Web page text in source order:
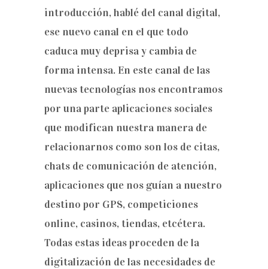
introducción, hablé del canal digital,
ese nuevo canal en el que todo
caduca muy deprisa y cambia de
forma intensa. En este canal de las
nuevas tecnologías nos encontramos
por una parte aplicaciones sociales
que modifican nuestra manera de
relacionarnos como son los de citas,
chats de comunicación de atención,
aplicaciones que nos guían a nuestro
destino por GPS, competiciones
online, casinos, tiendas, etcétera.
Todas estas ideas proceden de la
digitalización de las necesidades de